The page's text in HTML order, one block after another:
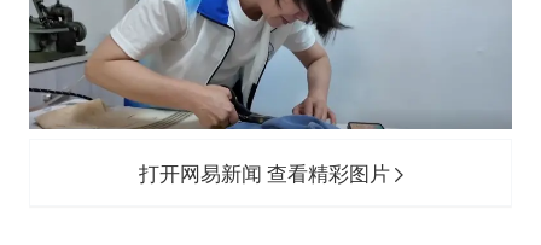
打开网易新闻 查看精彩图片